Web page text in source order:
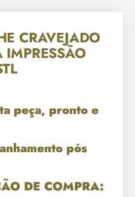
CRAVEJADO
peça, pronto e
pós
DE COMPRA: